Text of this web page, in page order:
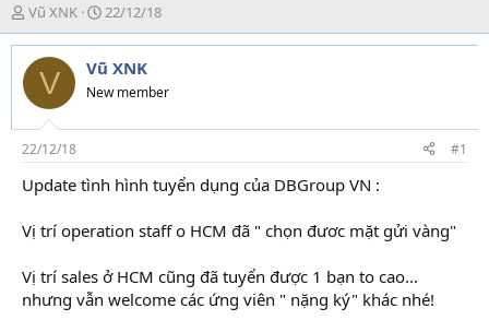
T
h
r
e
d
s
t
a
r
e
Vũ XNK
N
g
à
y
g
i
22/12/18
V Vũ XNK
New member
22/12/18 #1
Update tình hình tuyển dụng của DBGroup VN :
Vị trí operation staff o HCM đã " chọn đươc mặt gửi vàng"
Vị trí sales ở HCM cũng đã tuyển được 1 bạn to cao...
nhưng vẫn welcome các ứng viên " nặng ký" khác nhé!